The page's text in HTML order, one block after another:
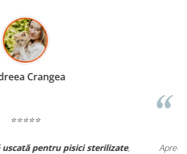
Madalina Stancea
⭐⭐⭐⭐⭐
faptul că peehranaanimale.ro găsesc nu